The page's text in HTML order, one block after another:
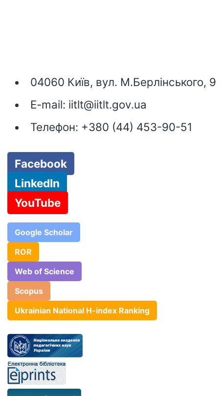
04060 Київ, вул. М.Берлінського, 9
E-mail: iitlt@iitlt.gov.ua
Телефон: +380 (44) 453-90-51
Facebook
LinkedIn
YouTube
Google Scholar
ROR
Web of Science
Scopus
Ukrainian National H-index Ranking